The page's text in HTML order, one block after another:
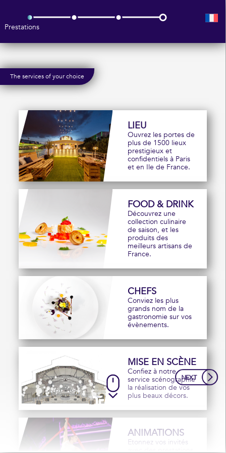
Prestations
The services of your choice
LIEU
Ouvrez les portes de
plus de 1500 lieux
prestigieux et
confidentiels à Paris
et en Ile de France.
FOOD & DRINK
Découvrez une
collection culinaire
de saison, et les
produits des
meilleurs artisans de
France.
CHEFS
Conviez les plus
grands nom de la
gastronomie sur vos
évènements.
MISE EN SCÈNE
Confiez à notre
service scénographie
la réalisation de vos
plus beaux décors.
ANIMATIONS
Etonnez vos invités
avec des prestations
NEXT